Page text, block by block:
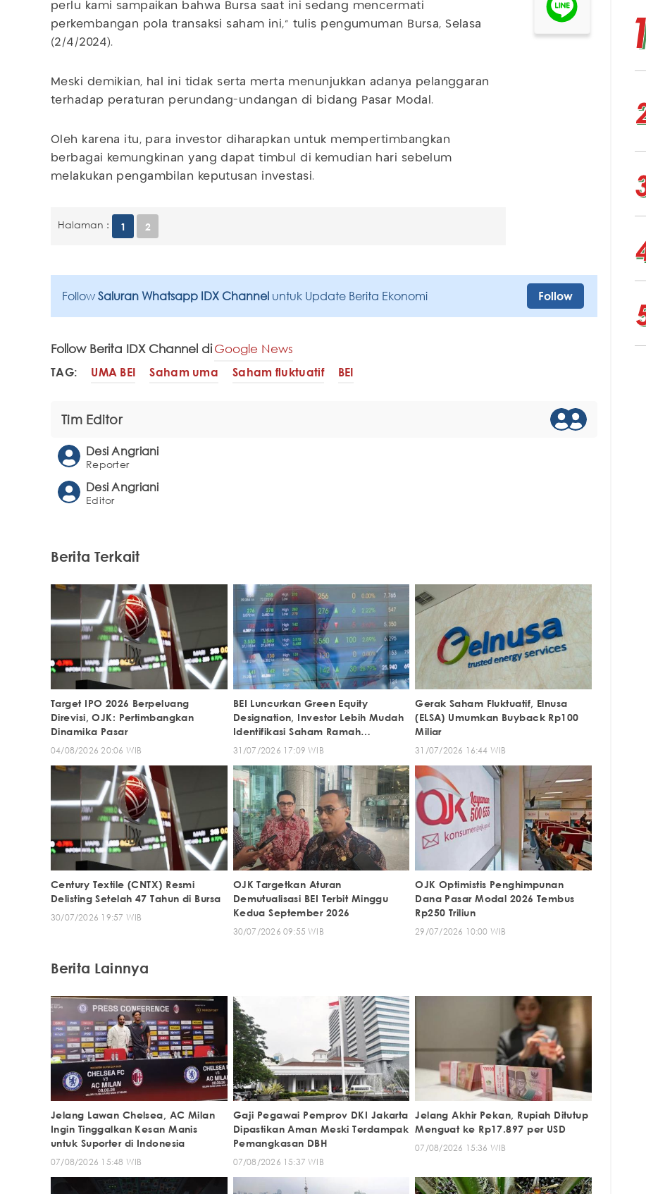
perlu kami sampaikan bahwa Bursa saat ini sedang mencermati
perkembangan pola transaksi saham ini," tulis pengumuman Bursa, Selasa
(2/4/2024).
Meski demikian, hal ini tidak serta merta menunjukkan adanya pelanggaran
terhadap peraturan perundang-undangan di bidang Pasar Modal.
Oleh karena itu, para investor diharapkan untuk mempertimbangkan
berbagai kemungkinan yang dapat timbul di kemudian hari sebelum
melakukan pengambilan keputusan investasi.
Halaman : 1 2
Follow Saluran Whatsapp IDX Channel untuk Update Berita Ekonomi Follow
Follow Berita IDX Channel diGoogle News
TAG: UMA BEI Saham uma Saham fluktuatif BEI
Tim Editor
Desi Angriani
Reporter
Desi Angriani
Editor
Berita Terkait
Target IPO 2026 Berpeluang
Direvisi, OJK: Pertimbangkan
Dinamika Pasar
04/08/2026 20:06 WIB
BEI Luncurkan Green Equity
Designation, Investor Lebih Mudah
Identifikasi Saham Ramah
Lingkungan
31/07/2026 17:09 WIB
Gerak Saham Fluktuatif, Elnusa
(ELSA) Umumkan Buyback Rp100
Miliar
31/07/2026 16:44 WIB
Century Textile (CNTX) Resmi
Delisting Setelah 47 Tahun di Bursa
30/07/2026 19:57 WIB
OJK Targetkan Aturan
Demutualisasi BEI Terbit Minggu
Kedua September 2026
30/07/2026 09:55 WIB
OJK Optimistis Penghimpunan
Dana Pasar Modal 2026 Tembus
Rp250 Triliun
29/07/2026 10:00 WIB
Berita Lainnya
Jelang Lawan Chelsea, AC Milan
Ingin Tinggalkan Kesan Manis
untuk Suporter di Indonesia
07/08/2026 15:48 WIB
Gaji Pegawai Pemprov DKI Jakarta
Dipastikan Aman Meski Terdampak
Pemangkasan DBH
07/08/2026 15:37 WIB
Jelang Akhir Pekan, Rupiah Ditutup
Menguat ke Rp17.897 per USD
07/08/2026 15:36 WIB